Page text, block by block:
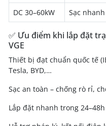
DC 30–60kW
Sạc nhanh
✅ Ưu điểm khi lắp đặt
VGE
Thiết bị đạt chuẩn quốc tế
Tesla, BYD,…
Sạc an toàn – chống rò rỉ,
Lắp đặt nhanh trong